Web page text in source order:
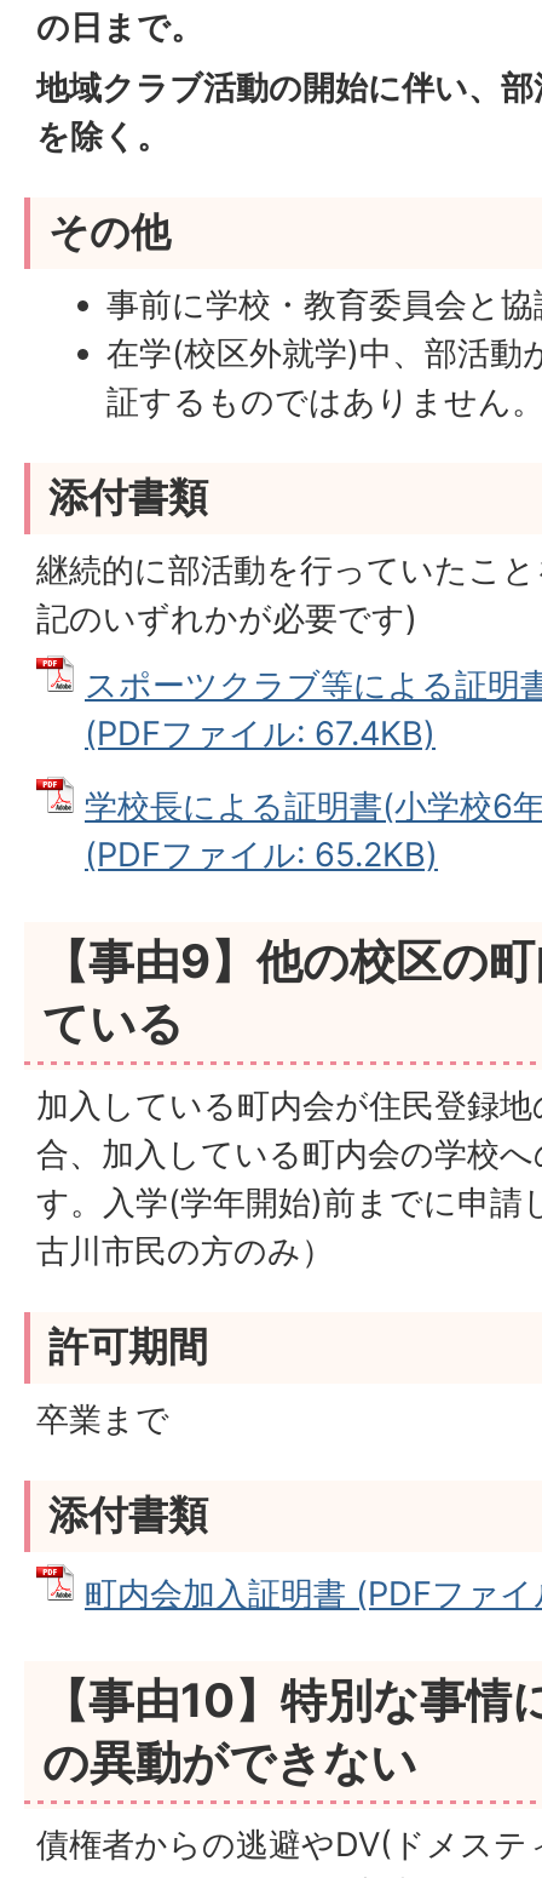
の日まで。
地域クラブ活動の開始に伴い、
を除く。
その他
事前に学校・教育委員会と
在学(校区外就学)中、部活動
証するものではありません
添付書類
継続的に部活動を行っていたこ
記のいずれかが必要です)
スポーツクラブ等による証明
(PDFファイル: 67.4KB)
学校長による証明書(小学校6
(PDFファイル: 65.2KB)
【事由9】他の校区の
ている
加入している町内会が住民登録
合、加入している町内会の学校
す。入学(学年開始)前までに申請
古川市民の方のみ）
許可期間
卒業まで
添付書類
町内会加入証明書 (PDFファ
【事由10】特別な事情
の異動ができない
債権者からの逃避やDV(ドメス